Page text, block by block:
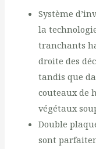
Système
la
tranchants
droite des
tandis que
couteaux de
végétaux
Double
sont